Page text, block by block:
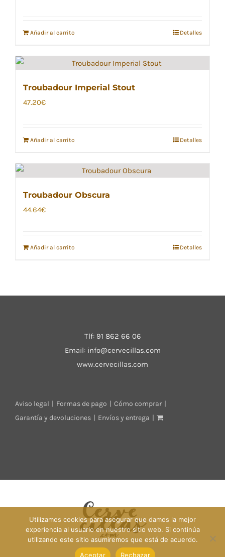
Añadir al carrito Detalles
Troubadour Imperial Stout
47.20€
Añadir al carrito Detalles
Troubadour Obscura
44.64€
Añadir al carrito Detalles
Tlf: 91 862 66 06
Email: info@cervecillas.com
www.cervecillas.com
Aviso legal Formas de pago
Cómo comprar
Garantía y devoluciones
Envíos y entrega
Utilizamos cookies para asegurar que damos la mejor
experiencia al usuario en nuestro sitio web. Si continúa
utilizando este sitio asumiremos que está de acuerdo.
Aceptar
Rechazar